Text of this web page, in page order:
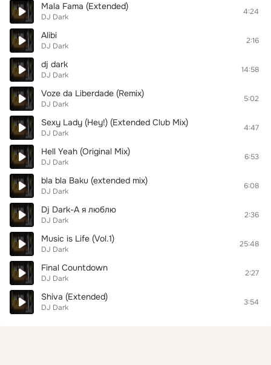
Mala Fama (Extended)
DJ Dark
4:24
Alibi
DJ Dark
2:16
dj dark
DJ Dark
14:58
Voze da Liberdade (Remix)
DJ Dark
5:02
Sexy Lady (Hey!) (Extended Club Mix)
DJ Dark
4:47
Hell Yeah (Original Mix)
DJ Dark
6:53
bla bla Baku (extended mix)
DJ Dark
6:08
Dj Dark-А я люблю
DJ Dark
2:36
Music is Life (Vol.1)
DJ Dark
25:48
Final Countdown
DJ Dark
2:27
Shiva (Extended)
DJ Dark
3:54